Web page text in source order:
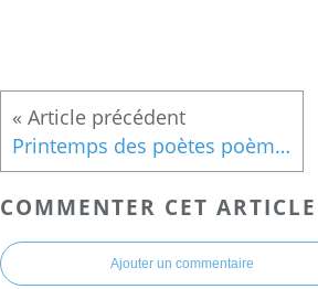
Printemps des poètes poème d'Anna de Noailles
COMMENTER CET ARTICLE
Ajouter un commentaire